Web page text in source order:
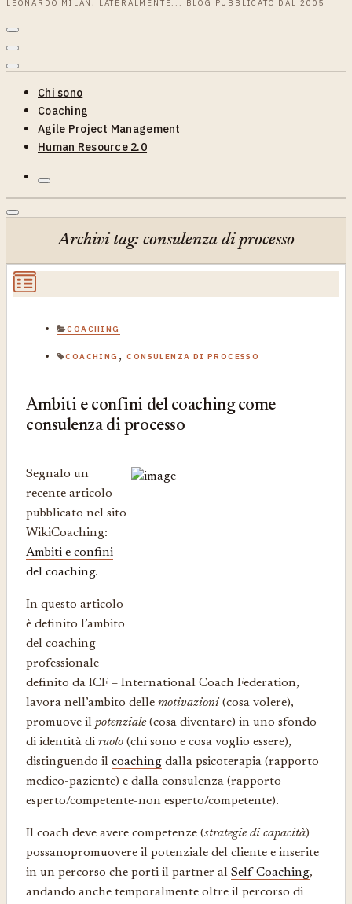
LEONARDO MILAN, LATERALMENTE... BLOG PUBBLICATO DAL 2005
Chi sono
Coaching
Agile Project Management
Human Resource 2.0
Archivi tag: consulenza di processo
COACHING
COACHING ,CONSULENZA DI PROCESSO
Ambiti e confini del coaching come
consulenza di processo
Segnalo un
recente articolo
pubblicato nel sito
WikiCoaching:
Ambiti e confini
del coaching.
In questo articolo
è definito l’ambito
del coaching
professionale
definito da ICF – International Coach Federation,
lavora nell’ambito delle motivazioni (cosa volere),
promuove il potenziale (cosa diventare) in uno sfondo
di identità di ruolo (chi sono e cosa voglio essere),
distinguendo il coaching dalla psicoterapia (rapporto
medico-paziente) e dalla consulenza (rapporto
esperto/competente-non esperto/competente).
Il coach deve avere competenze (strategie di capacità)
possanopromuovere il potenziale del cliente e inserite
in un percorso che porti il partner al Self Coaching,
andando anche temporalmente oltre il percorso di